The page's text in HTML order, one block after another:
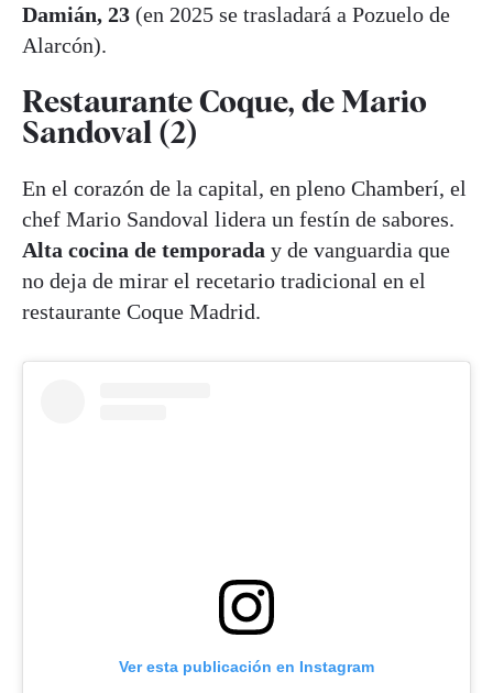
Damián, 23 (en 2025 se trasladará a Pozuelo de
Alarcón).
Restaurante Coque, de Mario
Sandoval (2)
En el corazón de la capital, en pleno Chamberí, el
chef Mario Sandoval lidera un festín de sabores.
Alta cocina de temporada y de vanguardia que
no deja de mirar el recetario tradicional en el
restaurante Coque Madrid.
Ver esta publicación en Instagram